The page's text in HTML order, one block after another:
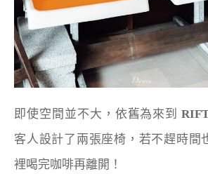
即使空間並不大，依舊為來到
客人設計了兩張座椅，若不趕時間
裡喝完咖啡再離開！